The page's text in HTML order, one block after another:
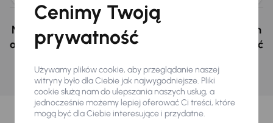
Nie wybrałeś auto z oferty? Nie szkodzi, w naszych
oddziałach w Czechach i na Słowacji możemy mieć
Znajdź podobny samochód
Wybraliśmy dla Ciebie
Cenimy Twoją
prywatność
Używamy plików cookie, aby przeglądanie naszej
witryny było dla Ciebie jak najwygodniejsze. Pliki
cookie służą nam do ulepszania naszych usług, a
jednocześnie możemy lepiej oferować Ci treści, które
mogą być dla Ciebie interesujące i przydatne.